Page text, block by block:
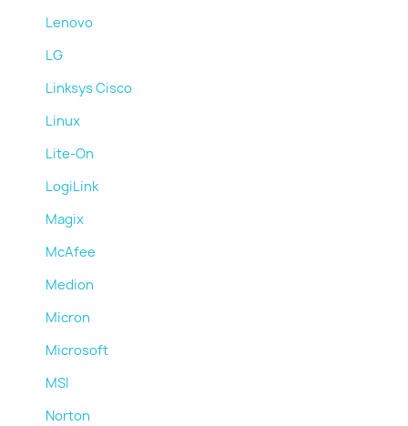
Lenovo
LG
Linksys Cisco
Linux
Lite-On
LogiLink
Magix
McAfee
Medion
Micron
Microsoft
MSI
Norton